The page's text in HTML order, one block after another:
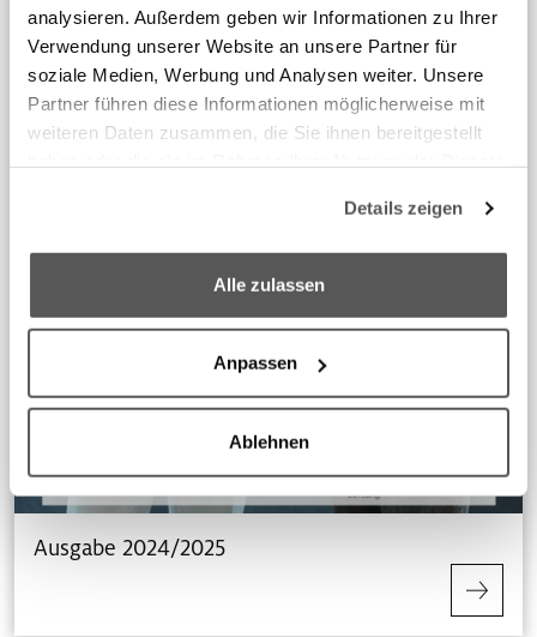
analysieren. Außerdem geben wir Informationen zu Ihrer
Verwendung unserer Website an unsere Partner für
soziale Medien, Werbung und Analysen weiter. Unsere
Partner führen diese Informationen möglicherweise mit
weiteren Daten zusammen, die Sie ihnen bereitgestellt
We work with6 third partieswho may receive and
process your information.
Details zeigen
Alle zulassen
Anpassen
Ablehnen
Ausgabe 2024/2025